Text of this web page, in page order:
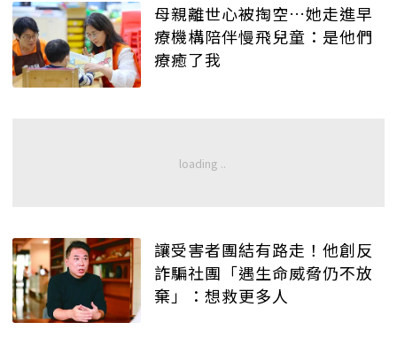
母親離世心被掏空…她走進早
療機構陪伴慢飛兒童：是他們
療癒了我
讓受害者團結有路走！他創反
詐騙社團「遇生命威脅仍不放
棄」：想救更多人